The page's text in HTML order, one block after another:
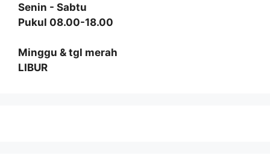
Senin - Sabtu
Pukul 08.00-18.00
Minggu & tgl merah
LIBUR